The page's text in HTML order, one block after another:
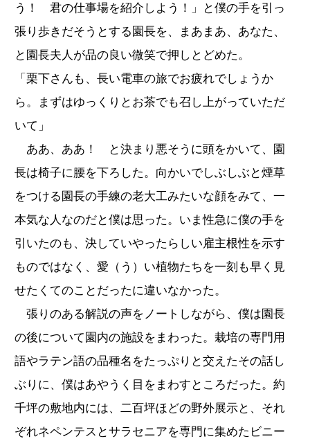
う！ 君の仕事場を紹介しよう！」と僕の手を引っ
張り歩きだそうとする園長を、まあまあ、あなた、
と園長夫人が品の良い微笑で押しとどめた。
「栗下さんも、長い電車の旅でお疲れでしょうか
ら。まずはゆっくりとお茶でも召し上がっていただ
いて」
ああ、ああ！ と決まり悪そうに頭をかいて、園
長は椅子に腰を下ろした。向かいでしぶしぶと煙草
をつける園長の手練の老大工みたいな顔をみて、一
本気な人なのだと僕は思った。いま性急に僕の手を
引いたのも、決していやったらしい雇主根性を示す
ものではなく、愛（う）い植物たちを一刻も早く見
せたくてのことだったに違いなかった。
張りのある解説の声をノートしながら、僕は園長
の後について園内の施設をまわった。栽培の専門用
語やラテン語の品種名をたっぷりと交えたその話し
ぶりに、僕はあやうく目をまわすところだった。約
千坪の敷地内には、二百坪ほどの野外展示と、それ
ぞれネペンテスとサラセニアを専門に集めたビニー